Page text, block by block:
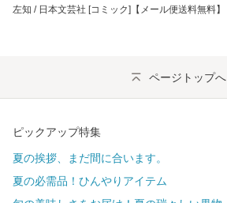
左知 / 日本文芸社 [コミック]【メール便送料無料】
ページトップへ
ピックアップ特集
夏の挨拶、まだ間に合います。
夏の必需品！ひんやりアイテム